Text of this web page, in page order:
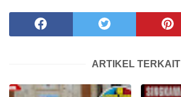
ARTIKEL TERKAIT